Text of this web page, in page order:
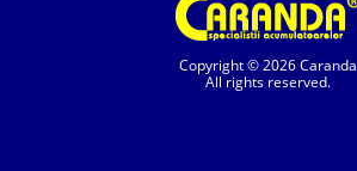
Copyright © 2026 Caranda
All rights reserved.